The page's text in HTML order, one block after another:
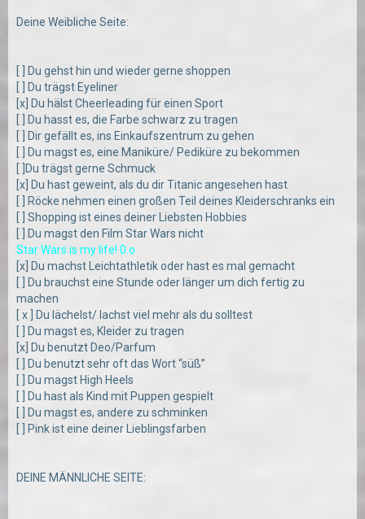
Deine Weibliche Seite:
[ ] Du gehst hin und wieder gerne shoppen
[ ] Du trägst Eyeliner
[x] Du hälst Cheerleading für einen Sport
[ ] Du hasst es, die Farbe schwarz zu tragen
[ ] Dir gefällt es, ins Einkaufszentrum zu gehen
[ ] Du magst es, eine Maniküre/ Pediküre zu bekommen
[ ]Du trägst gerne Schmuck
[x] Du hast geweint, als du dir Titanic angesehen hast
[ ] Röcke nehmen einen großen Teil deines Kleiderschranks ein
[ ] Shopping ist eines deiner Liebsten Hobbies
[ ] Du magst den Film Star Wars nicht
Star Wars is my life! 0.o
[x] Du machst Leichtathletik oder hast es mal gemacht
[ ] Du brauchst eine Stunde oder länger um dich fertig zu
machen
[ x ] Du lächelst/ lachst viel mehr als du solltest
[ ] Du magst es, Kleider zu tragen
[x] Du benutzt Deo/Parfum
[ ] Du benutzt sehr oft das Wort “süß”
[ ] Du magst High Heels
[ ] Du hast als Kind mit Puppen gespielt
[ ] Du magst es, andere zu schminken
[ ] Pink ist eine deiner Lieblingsfarben
DEINE MÄNNLICHE SEITE: